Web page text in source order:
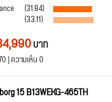
(31.84)
(33.11)
บาท
| ความเห็น 0
15 B13WEKG-465TH